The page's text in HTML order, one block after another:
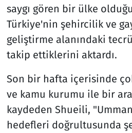
saygı gören bir ülke
Türkiye'nin şehircilik ve
geliştirme alanındaki
takip ettiklerini aktardı.
Son bir hafta içerisinde
ve kamu kurumu ile bir
kaydeden Shueili,
hedefleri doğrultusunda